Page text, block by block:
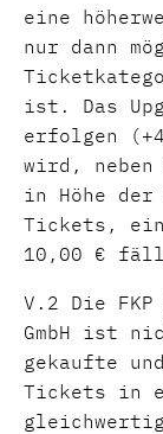
eine
nur dann
ist. Das
erfolgen
wird, neben
in Höhe
Tickets,
10,00 €
V.2 Die
GmbH ist
gekaufte
Tickets in